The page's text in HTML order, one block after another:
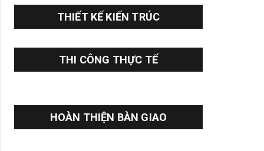
THIẾT KẾ KIẾN TRÚC
THI CÔNG THỰC TẾ
HOÀN THIỆN BÀN GIAO